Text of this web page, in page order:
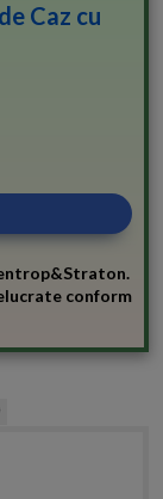
Caz cu
conform